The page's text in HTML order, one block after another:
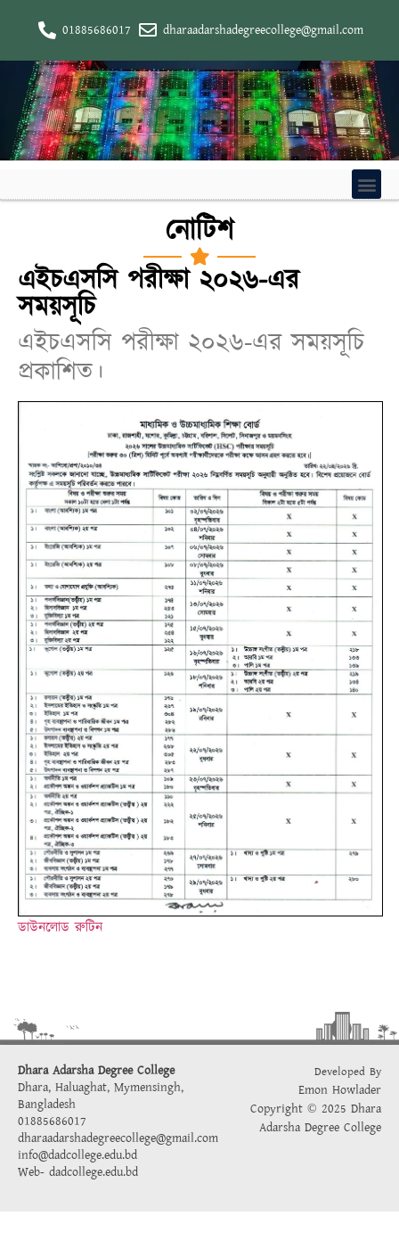
01885686017 dharaadarshadegreecollege@gmail.com
নোটিশ
এইচএসসি পরীক্ষা ২০২৬-এর
সময়সূচি
এইচএসসি পরীক্ষা ২০২৬-এর সময়সূচি
প্রকাশিত।
ডাউনলোড রুটিন
Dhara Adarsha Degree College
Dhara, Haluaghat, Mymensingh,
Bangladesh
01885686017
dharaadarshadegreecollege@gmail.com
info@dadcollege.edu.bd
Web- dadcollege.edu.bd
Developed By
Emon Howlader
Copyright © 2025 Dhara
Adarsha Degree College